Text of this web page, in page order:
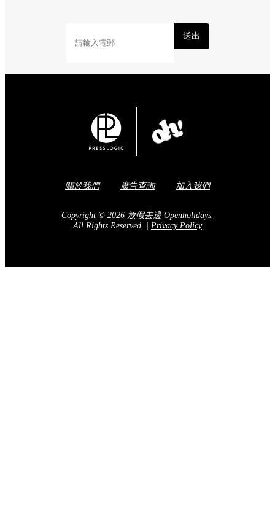
送出
關於我們 廣告查詢 加入我們
Copyright © 2026 放假去邊 Openholidays.
All Rights Reserved.
Privacy Policy